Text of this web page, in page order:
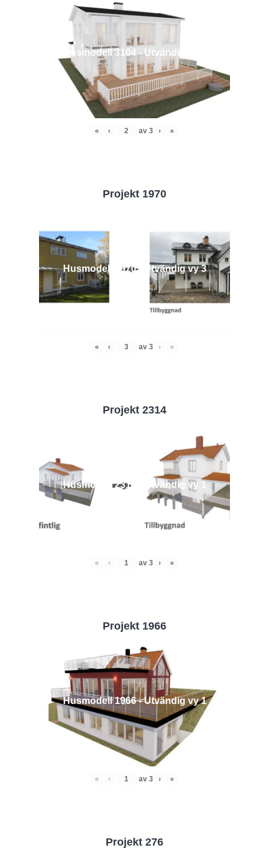
Husmodell 3104 - Utvändig vy 2
« ‹ av 3 › »
Projekt 1970
Husmodell 1970 - Utvändig vy 3
« ‹ av 3 › »
Projekt 2314
Husmodell 2314 - Utvändig vy 1
« ‹ av 3 › »
Projekt 1966
Husmodell 1966 - Utvändig vy 1
« ‹ av 3 › »
Projekt 276